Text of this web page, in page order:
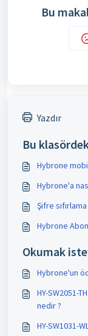
Bu
Yazdır
Bu
Hybrone
Hybrone'a
Şifre sıfırlama
Hybrone
Okumak
Hybrone'un
HY-SW2051-
nedir ?
HY-SW1031-